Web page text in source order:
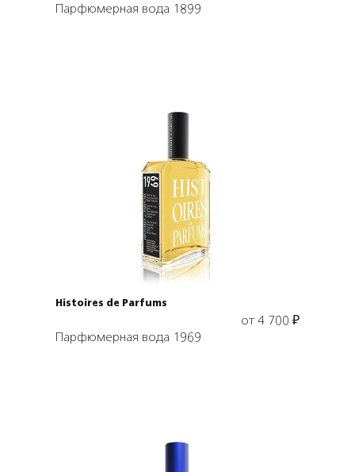
Парфюмерная вода 1899
Выбрать объем
Histoires de Parfums
от 4 700 ₽
Парфюмерная вода 1969